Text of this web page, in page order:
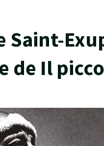
Saint-
de Il